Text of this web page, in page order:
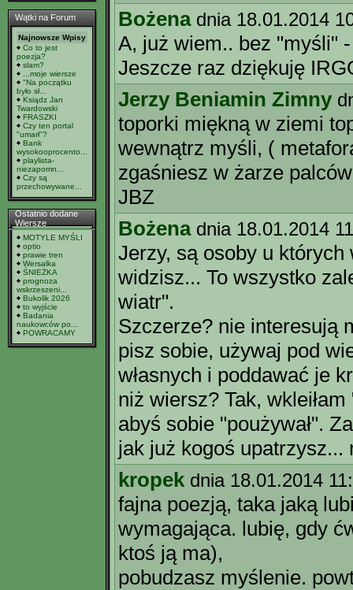
Wątki na Forum
Najnowsze Wpisy
Co to jest
poezja?
slam?
...moje wiersze
"Na początku
było sł...
Ksiądz Jan
Twardowski
FRASZKI
Czy ten portal
"umarł"?
Bank
wysokooprocento...
playlista-
niezapomn...
Czy są
przechowywane...
Ostatnio dodane
Wiersze
MOTYLE MYŚLI
optio
prawie tren
Wersalka
ŚNIEŻKA
prognoza
wskrzeszeni...
Bukolik 2026
to wyjście
Badania
naukowców po...
POWRACAMY
Bożena dnia 18.01.2014
A, już wiem.. bez "myśli"
Jeszcze raz dziękuję
Jerzy Beniamin Zimny
toporki miękną w ziemi
wewnątrz myśli, (
zgaśniesz w żarze
JBZ
Bożena dnia 18.01.2014
Jerzy, są osoby u których
widzisz... To wszystko
wiatr".
Szczerze? nie interesują
pisz sobie, używaj pod
własnych i poddawać je
niż wiersz? Tak,
abyś sobie "poużywał".
jak już kogoś upatrzysz...
kropek dnia 18.01.2014
fajna poezją, taka jaką
wymagająca. lubię, gdy
ktoś ją ma),
pobudzasz myślenie.